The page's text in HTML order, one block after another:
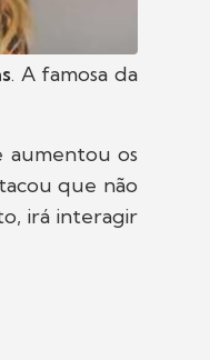
. A famosa da
os
que não
irá interagir